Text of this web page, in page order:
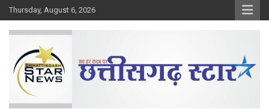
Skip
to
content
Thursday, August 6, 2026